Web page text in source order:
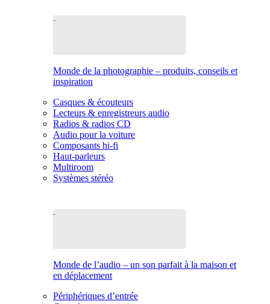
Monde de la photographie – produits, conseils et
inspiration
Casques & écouteurs
Lecteurs & enregistreurs audio
Radios & radios CD
Audio pour la voiture
Composants hi-fi
Haut-parleurs
Multiroom
Systèmes stéréo
Monde de l’audio – un son parfait à la maison et
en déplacement
Périphériques d’entrée